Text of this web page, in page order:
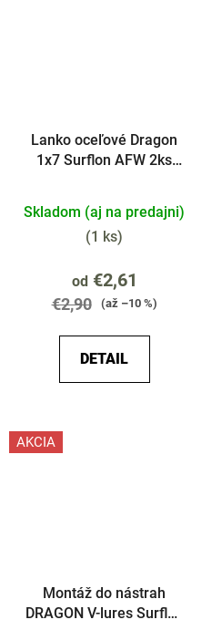
Lanko oceľové Dragon
1x7 Surflon AFW 2ks
Skladom (aj na predajni)
(1 ks)
od€2,61
€2,90 (až –10 %)
DETAIL
AKCIA
Montáž do nástrah
DRAGON V-lures Surflon